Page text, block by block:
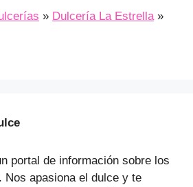
» Dulcería La Estrella »
portal de información sobre los
Nos apasiona el dulce y te